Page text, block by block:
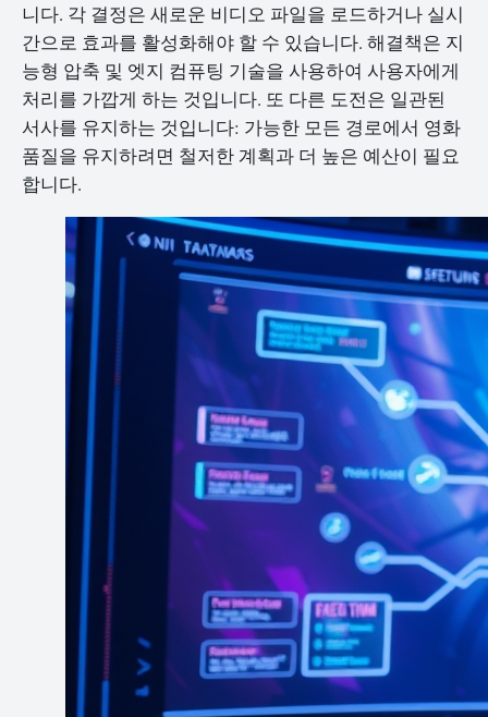
니다. 각 결정은 새로운 비디오 파일을 로드하거나 실시
간으로 효과를 활성화해야 할 수 있습니다. 해결책은 지
능형 압축 및 엣지 컴퓨팅 기술을 사용하여 사용자에게
처리를 가깝게 하는 것입니다. 또 다른 도전은 일관된
서사를 유지하는 것입니다: 가능한 모든 경로에서 영화
품질을 유지하려면 철저한 계획과 더 높은 예산이 필요
합니다.